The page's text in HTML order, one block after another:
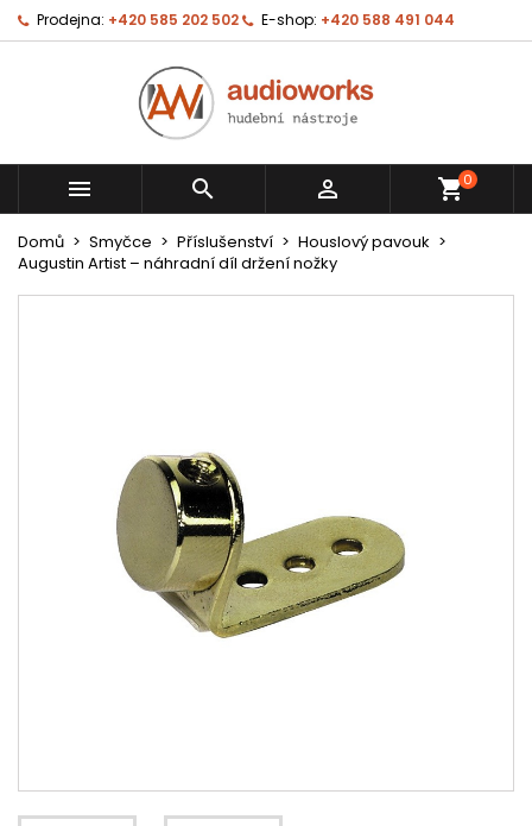
Prodejna: +420 585 202 502 E-shop: +420 588 491 044
   shopping_cart0
Domů Smyčce Příslušenství
Houslový pavouk
Augustin Artist – náhradní díl držení nožky